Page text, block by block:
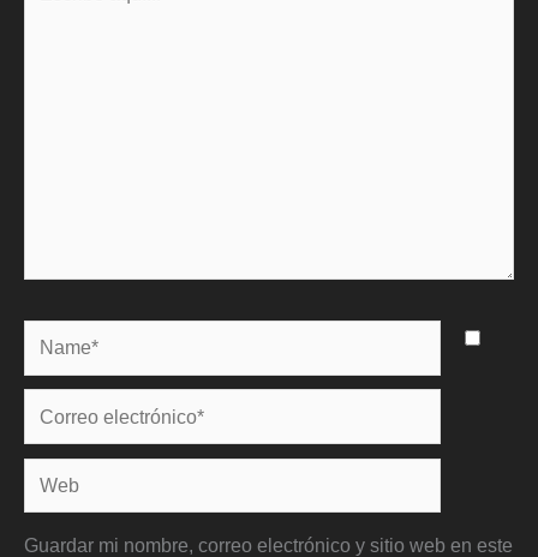
Name*
Correo
electrónico*
Web
Guardar mi nombre, correo electrónico y sitio web en este